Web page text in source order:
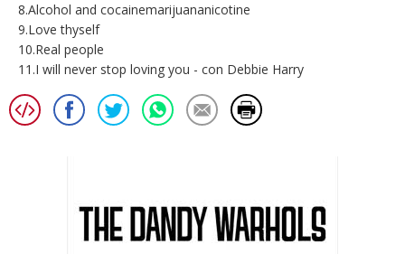
8.Alcohol and cocainemarijuananicotine
9.Love thyself
10.Real people
11.I will never stop loving you - con Debbie Harry